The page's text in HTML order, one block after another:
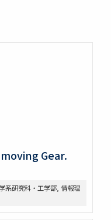
Gear.
系研究科・工学部, 情報理